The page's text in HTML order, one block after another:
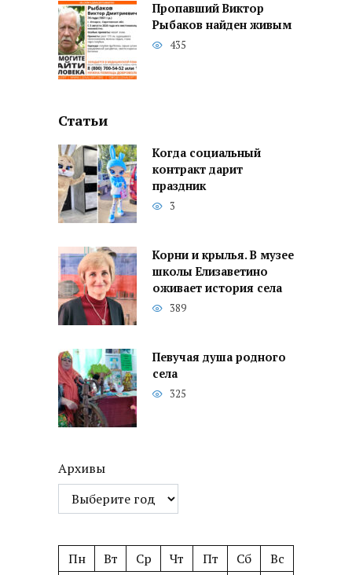
Пропавший Виктор
Рыбаков найден живым
435
Статьи
Когда социальный
контракт дарит
праздник
3
Корни и крылья. В музее
школы Елизаветино
оживает история села
389
Певучая душа родного
села
325
Архивы
Пн Вт Ср Чт Пт Сб
Вс